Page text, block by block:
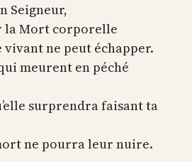
Seigneur,
Mort corporelle
vivant ne peut échapper.
meurent en péché
surprendra faisant ta
ne pourra leur nuire.